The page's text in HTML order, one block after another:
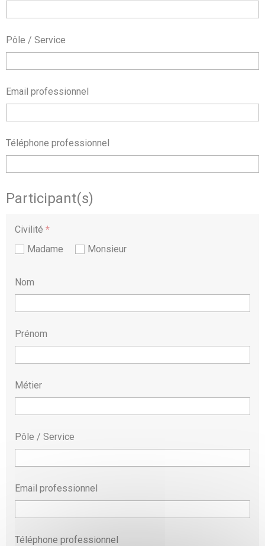
Pôle / Service
Email professionnel
Téléphone professionnel
Participant(s)
Civilité *
Madame
Monsieur
Nom
Prénom
Métier
Pôle / Service
Email professionnel
Téléphone professionnel